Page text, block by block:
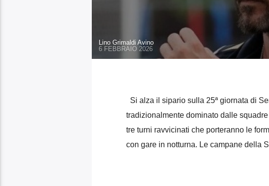
Lino Grimaldi Avino
6 FEBBRAIO 2026
Si alza il sipario sulla 25ª giornata di
tradizionalmente dominato dalle
tre turni ravvicinati che porteranno le
con gare in notturna. Le campane della